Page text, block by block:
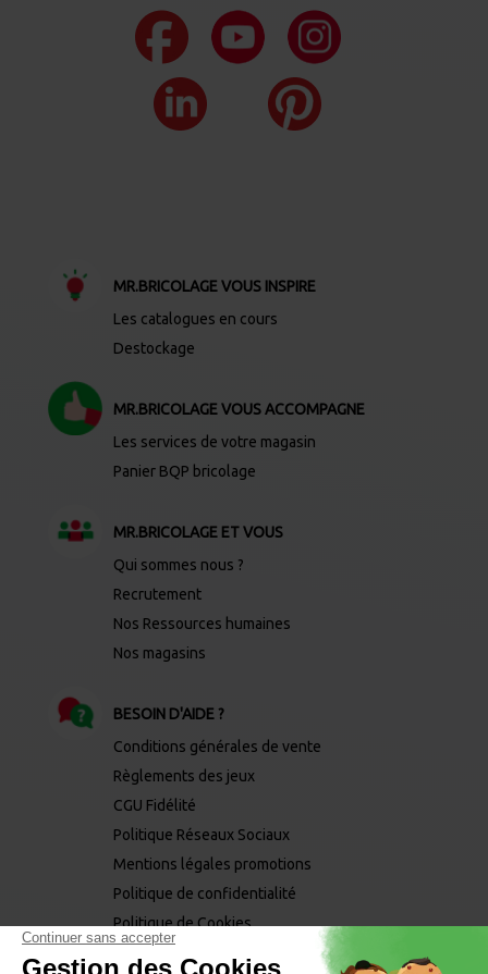
MR.BRICOLAGE VOUS INSPIRE
Les catalogues en cours
Destockage
MR.BRICOLAGE VOUS ACCOMPAGNE
Les services de votre magasin
Panier BQP bricolage
MR.BRICOLAGE ET VOUS
Qui sommes nous ?
Recrutement
Nos Ressources humaines
Nos magasins
BESOIN D'AIDE ?
Conditions générales de vente
Règlements des jeux
CGU Fidélité
Politique Réseaux Sociaux
Mentions légales promotions
Politique de confidentialité
Politique de Cookies